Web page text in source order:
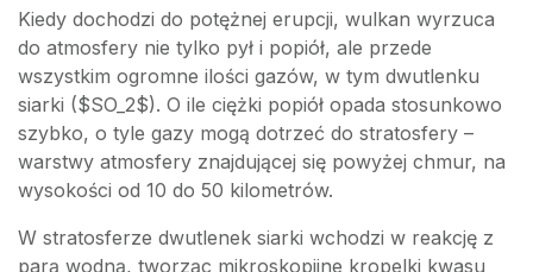
Kiedy dochodzi do potężnej erupcji, wulkan wyrzuca
do atmosfery nie tylko pył i popiół, ale przede
wszystkim ogromne ilości gazów, w tym dwutlenku
siarki ($SO_2$). O ile ciężki popiół opada stosunkowo
szybko, o tyle gazy mogą dotrzeć do stratosfery –
warstwy atmosfery znajdującej się powyżej chmur, na
wysokości od 10 do 50 kilometrów.
W stratosferze dwutlenek siarki wchodzi w reakcję z
parą wodną, tworząc mikroskopijne kropelki kwasu